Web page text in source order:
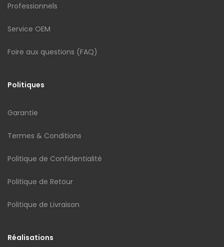
Professionnels
Service OEM
Foire aux questions (FAQ)
Politiques
Garantie
Termes & Conditions
Politique de Confidentialité
Politique de Retour
Politique de Livraison
Réalisations